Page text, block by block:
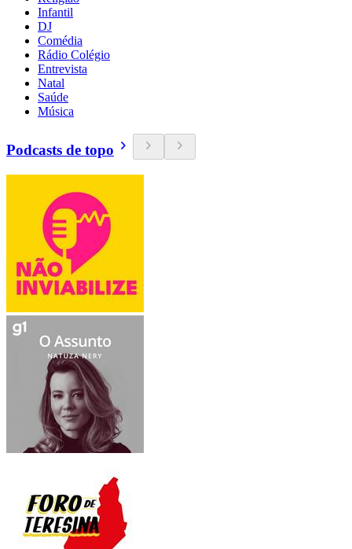
Infantil
DJ
Comédia
Rádio Colégio
Entrevista
Natal
Saúde
Música
Podcasts de topo